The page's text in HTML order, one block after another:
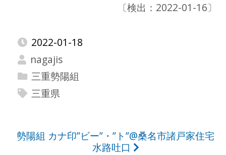
〔検出：2022-01-16〕
2022-01-18
nagajis
三重勢陽組
三重県
投
勢陽組 カナ印”ビー”・”ト”@桑名市諸戸家住宅
水路吐口